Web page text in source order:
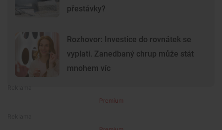
přestávky?
Rozhovor: Investice do rovnátek se
vyplatí. Zanedbaný chrup může stát
mnohem víc
Premium